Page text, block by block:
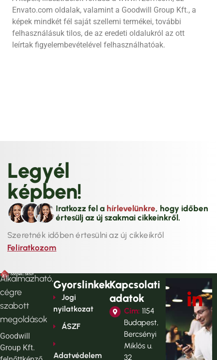
Envato.com oldalak, valamint a Goodwill Group Kft., a
képek mindkét fél saját szellemi termékei, további
felhasználásuk tilos, de az eredeti oldalukról az ott
leírtak figyelembevételével felhasználhatóak.
Legyél
képben!
Iratkozz fel a hírlevelünkre, hogy időben
értesülj az új szakmai cikkeinkről.
Szeretnék időben értesülni az új cikkeikről
Feliratkozom
Alkalmazható,
cégre
szabott
megoldások
Goodwill
Group Kft.
Gyorslinkek
Jogi
nyilatkozat
ÁSZF
Adatvédelem
Kapcsolati
adatok
Cím: 1154
Budapest,
Bercsényi
Miklós u.
32